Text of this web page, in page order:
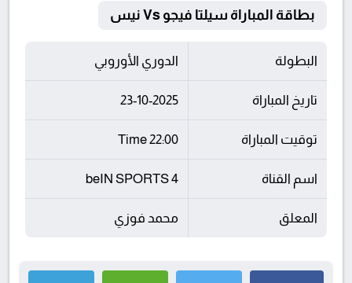
بطاقة المباراة سيلتا فيجو Vs نيس
البطولة الدوري الأوروبي
تاريخ المباراة 23-10-2025
توقيت المباراة 22:00 Time
اسم القناة beIN SPORTS 4
المعلق محمد فوزي